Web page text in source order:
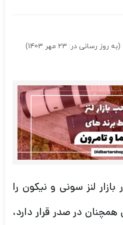
لنز سونی و نیکون را
در صدر قرار دارد،